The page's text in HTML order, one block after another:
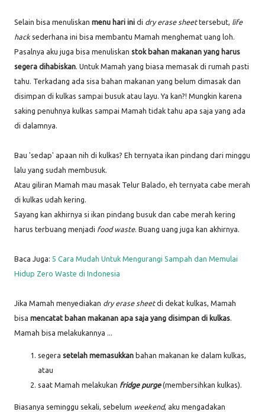
Selain bisa menuliskan menu hari ini di dry erase sheettersebut, life
hacksederhana ini bisa membantu Mamah menghemat uang loh.
Pasalnya aku juga bisa menuliskan stok bahan makanan yang harus
segera dihabiskan. Untuk Mamah yang biasa memasak di rumah pasti
tahu. Terkadang ada sisa bahan makanan yang belum dimasak dan
disimpan di kulkas sampai busuk atau layu. Ya kan?! Mungkin karena
saking penuhnya kulkas sampai Mamah tidak tahu apa saja yang ada
di dalamnya.
Bau 'sedap' apaan nih di kulkas? Eh ternyata ikan pindang dari minggu
lalu yang sudah membusuk.
Atau giliran Mamah mau masak Telur Balado, eh ternyata cabe merah
di kulkas udah kering.
Sayang kan akhirnya si ikan pindang busuk dan cabe merah kering
harus terbuang menjadi food waste. Buang uang juga kan akhirnya.
Baca Juga: 5 Cara Mudah Untuk Mengurangi Sampah dan Memulai
Hidup Zero Waste di Indonesia
Jika Mamah menyediakan dry erase sheetdi dekat kulkas, Mamah
bisa mencatat bahan makanan apa saja yang disimpan di kulkas.
Mamah bisa melakukannya ...
segera setelah memasukkan bahan makanan ke dalam kulkas,
atau
saat Mamah melakukan fridge purge (membersihkan kulkas).
Biasanya seminggu sekali, sebelum weekend, aku mengadakan